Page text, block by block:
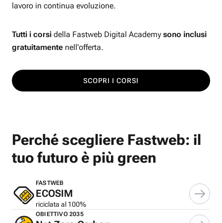
lavoro in continua evoluzione.
Tutti i corsi della Fastweb Digital Academy sono inclusi
gratuitamente nell'offerta.
SCOPRI I CORSI
Perché scegliere Fastweb: il
tuo futuro è più green
FASTWEB
ECOSIM
riciclata al 100%
OBIETTIVO 2035